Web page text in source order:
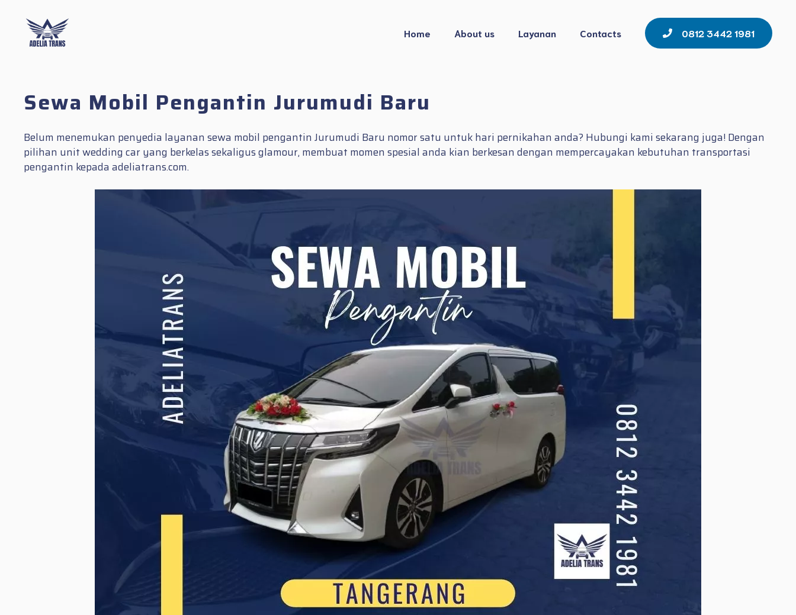
content
Home About us Layanan Contacts 0812 3442 1981
Sewa Mobil Pengantin Jurumudi Baru
Belum menemukan penyedia layanan sewa mobil pengantin Jurumudi Baru nomor satu untuk hari pernikahan anda? Hubungi kami sekarang juga! Dengan
pilihan unit wedding car yang berkelas sekaligus glamour, membuat momen spesial anda kian berkesan dengan mempercayakan kebutuhan transportasi
pengantin kepada adeliatrans.com.